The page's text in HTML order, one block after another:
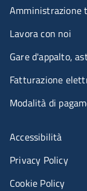
Amministrazione
Lavora con noi
Gare d'appalto,
Fatturazione
Modalità di
Menù
Accessibilità
Privacy Policy
Cookie Policy